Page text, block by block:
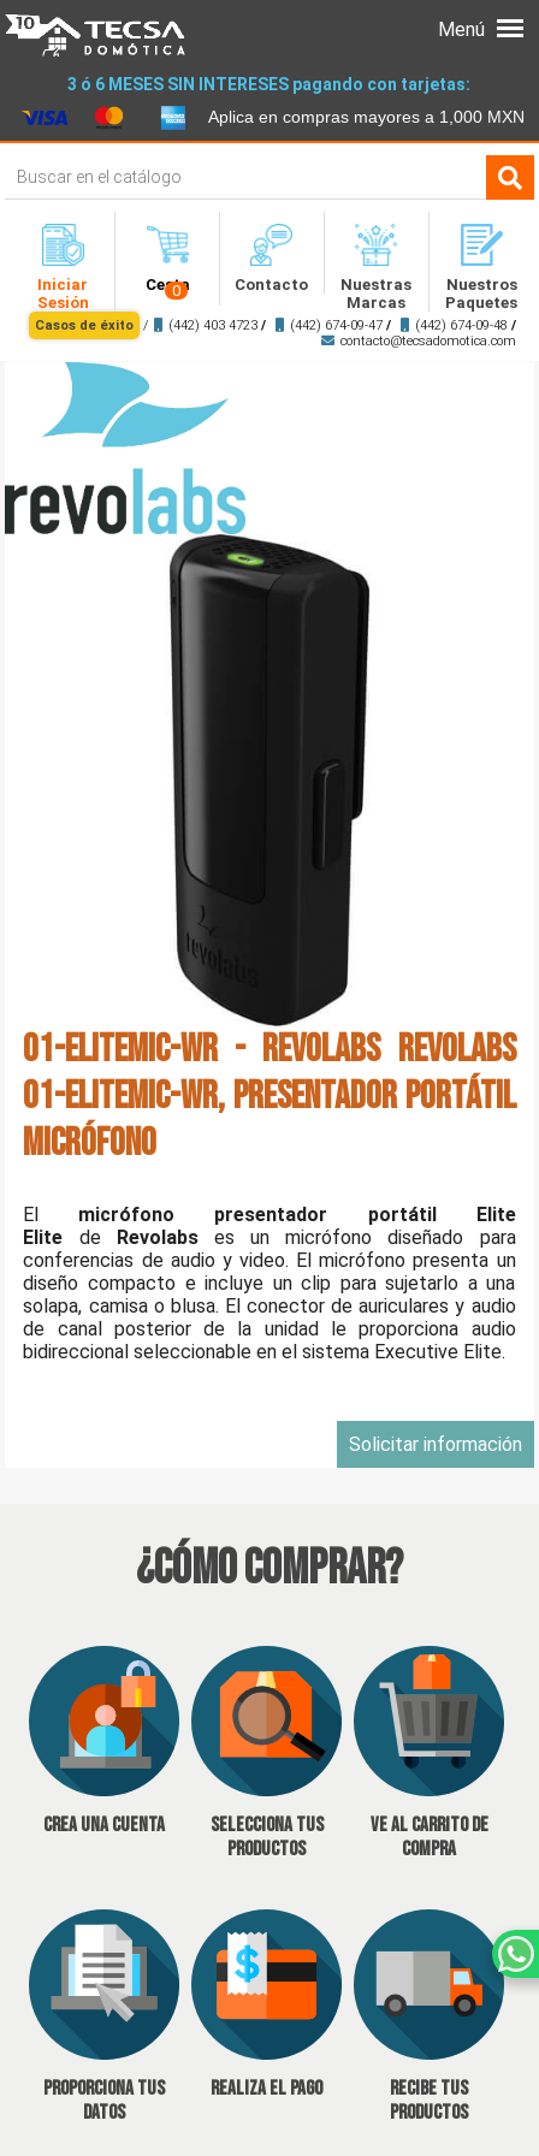
3 ó 6 MESES SIN INTERESES pagando con tarjetas:
Aplica en compras mayores a 1,000 MXN
Iniciar
Sesión
Cesta
0 Contacto
Nuestras
Marcas
Nuestros
Paquetes
Casos de éxito / (442) 403 4723 / (442) 674-09-47 / (442) 674-09-48 /
contacto@tecsadomotica.com
Menú
01-ELITEMIC-WR - Revolabs Revolabs
01-ELITEMIC-WR, Presentador portátil
Micrófono
El micrófono presentador portátil Elite
Elite de Revolabses un micrófono diseñado para
conferencias de audio y video. El micrófono presenta un
diseño compacto e incluye un clip para sujetarlo a una
solapa, camisa o blusa. El conector de auriculares y audio
de canal posterior de la unidad le proporciona audio
bidireccional seleccionable en el sistema Executive Elite.
Solicitar información
¿Cómo Comprar?
Crea una cuenta
Selecciona tus
productos
Ve al carrito de
compra
Proporciona tus
datos
Realiza el pago
Recibe tus
productos